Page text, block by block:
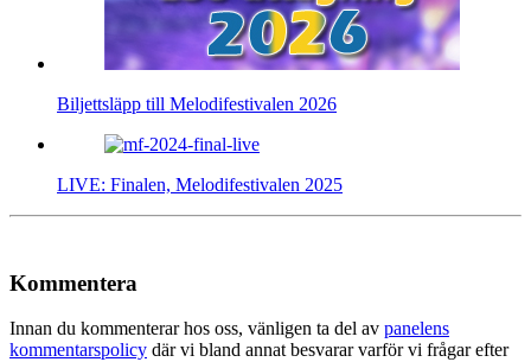
Biljettsläpp till Melodifestivalen 2026
LIVE: Finalen, Melodifestivalen 2025
Kommentera
Innan du kommenterar hos oss, vänligen ta del av panelens
kommentarspolicy där vi bland annat besvarar varför vi frågar efter